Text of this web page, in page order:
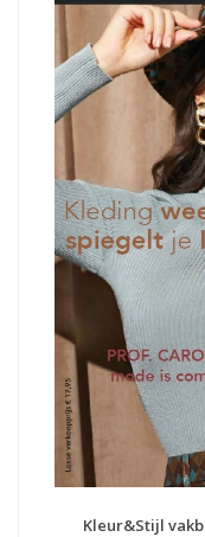
Kleur&Stijl